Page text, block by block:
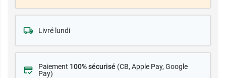
Livré lundi
Paiement 100% sécurisé (CB, Apple Pay, Google
Pay)